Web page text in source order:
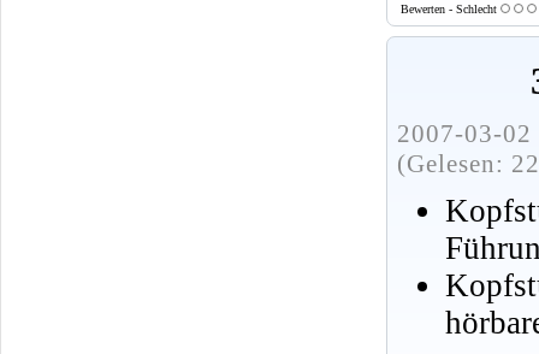
Bewerten - Schlecht
2007-03-
(Gelesen: